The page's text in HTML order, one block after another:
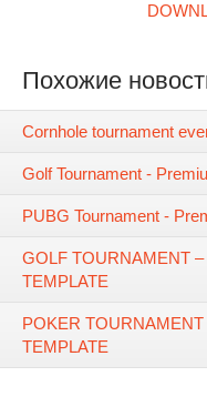
Похожие
Cornhole tournament
Golf Tournament -
PUBG Tournament -
GOLF TOURNAMENT
TEMPLATE
POKER
TEMPLATE